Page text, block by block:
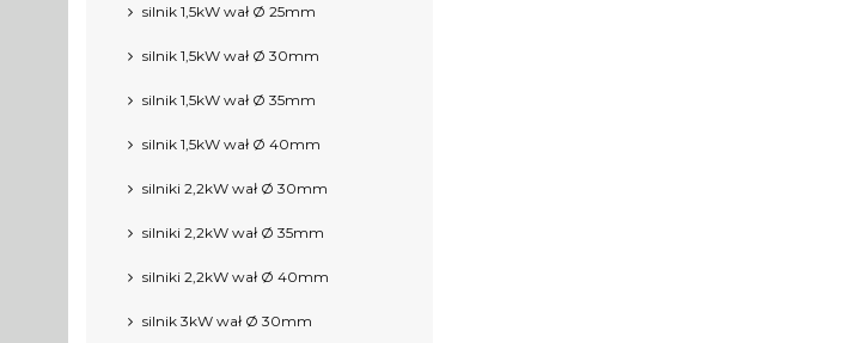
silnik 1,5kW wał Ø 25mm
silnik 1,5kW wał Ø 30mm
silnik 1,5kW wał Ø 35mm
silnik 1,5kW wał Ø 40mm
silniki 2,2kW wał Ø 30mm
silniki 2,2kW wał Ø 35mm
silniki 2,2kW wał Ø 40mm
silnik 3kW wał Ø 30mm